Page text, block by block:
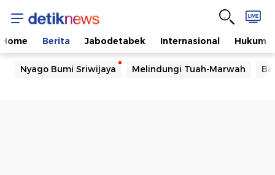
Home Berita Jabodetabek Internasional Hukum
Nyago Bumi Sriwijaya Melindungi Tuah-Marwah